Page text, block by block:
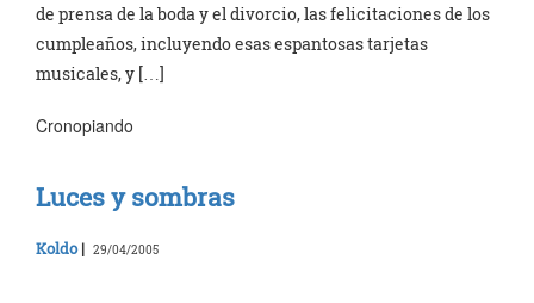
de prensa de la boda y el divorcio, las felicitaciones de los
cumpleaños, incluyendo esas espantosas tarjetas
musicales, y […]
Cronopiando
Luces y sombras
Koldo| 29/04/2005